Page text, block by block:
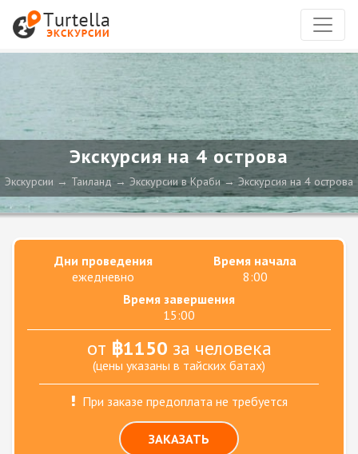
Экскурсия на 4 острова
Экскурсии Таиланд Экскурсии в Краби Экскурсия на 4 острова
Дни проведения
ежедневно
Время начала
8:00
Время завершения
15:00
от ฿1150 за человека
(цены указаны в тайских батах)
При заказе предоплата не требуется
ЗАКАЗАТЬ